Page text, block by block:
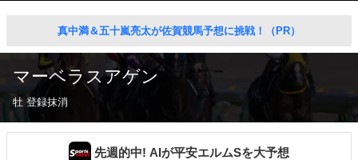
真中満＆五十嵐亮太が佐賀競馬予想に挑戦！（PR）
マーベラスアゲン
牡 登録抹消
先週的中! AIが平安エルムSを大予想